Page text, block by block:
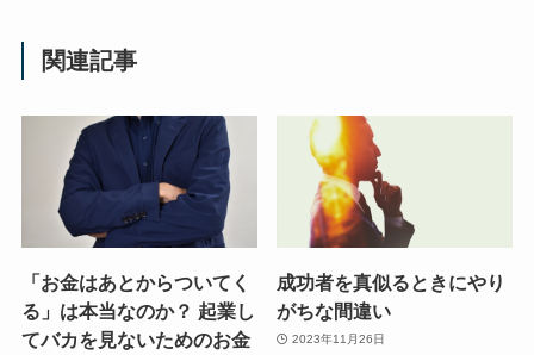
関連記事
「お金はあとからついてく
る」は本当なのか？ 起業し
てバカを見ないためのお金
成功者を真似るときにやり
がちな間違い
2023年11月26日